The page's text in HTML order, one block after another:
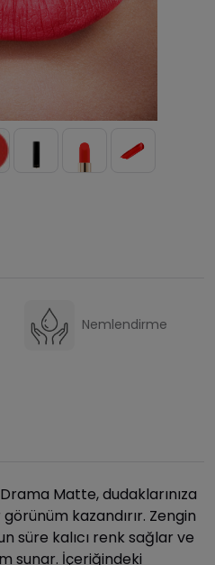
Nemlendirme
Matte, dudaklarınıza
kazandırır. Zengin
süre kalıcı renk sağlar ve
sunar. İçeriğindeki